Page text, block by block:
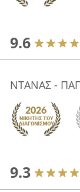
9.6
ΝΤΑΝΑΣ -
9.3